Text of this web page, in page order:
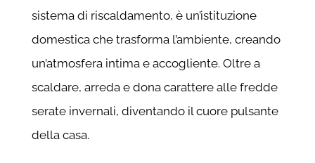
sistema di riscaldamento, è un’istituzione
domestica che trasforma l’ambiente, creando
un’atmosfera intima e accogliente. Oltre a
scaldare, arreda e dona carattere alle fredde
serate invernali, diventando il cuore pulsante
della casa.